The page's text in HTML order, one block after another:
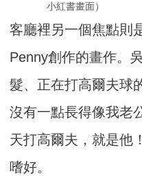
小紅書畫面）
客廳裡另一個焦點則
Penny創作的畫作。
髮、正在打高爾夫球
沒有一點長得像我老
天打高爾夫，就是他
嗜好。